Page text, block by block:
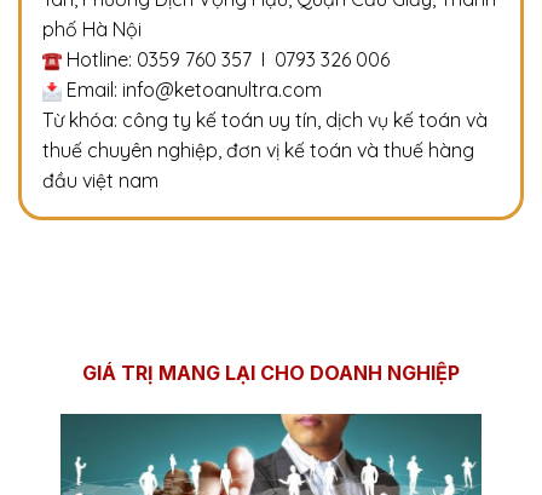
phố Hà Nội
Hotline: 0359 760 357 I 0793 326 006
Email: info@ketoanultra.com
Từ khóa: công ty kế toán uy tín, dịch vụ kế toán và
thuế chuyên nghiệp, đơn vị kế toán và thuế hàng
đầu việt nam
GIÁ TRỊ MANG LẠI CHO DOANH NGHIỆP